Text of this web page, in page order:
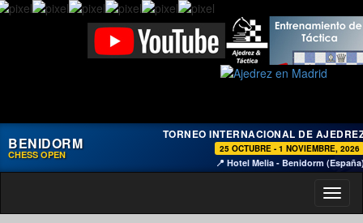
BENIDORM
CHESS OPEN
TORNEO INTERNACIONAL DE
25 OCTUBRE - 1 NOVIEMBRE, 2026
📍 Hotel Melia - Benidorm